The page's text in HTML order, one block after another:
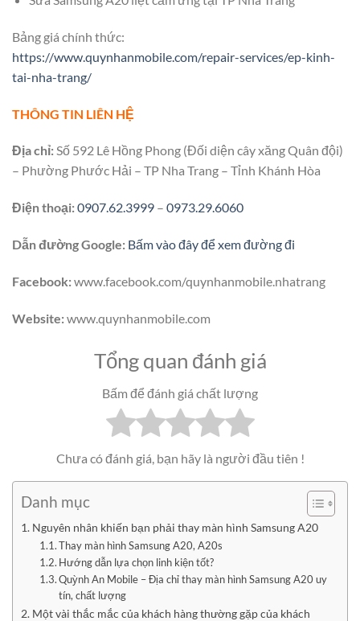
Bảng giá chính thức:
https://www.quynhanmobile.com/repair-services/ep-kinh-
tai-nha-trang/
THÔNG TIN LIÊN HỆ
Địa chỉ:Số 592 Lê Hồng Phong (Đối diện cây xăng Quân đội)
– Phường Phước Hải – TP Nha Trang – Tỉnh Khánh Hòa
Điện thoại:0907.62.3999 – 0973.29.6060
Dẫn đường Google: Bấm vào đây để xem đường đi
Facebook:www.facebook.com/quynhanmobile.nhatrang
Website:www.quynhanmobile.com
Tổng quan đánh giá
Bấm để đánh giá chất lượng
Chưa có đánh giá, bạn hãy là người đầu tiên !
Danh mục
Nguyên nhân khiến bạn phải thay màn hình Samsung A20
Thay màn hình Samsung A20, A20s
Hướng dẫn lựa chọn linh kiện tốt?
Quỳnh An Mobile – Địa chỉ thay màn hình Samsung A20 uy
tín, chất lượng
Một vài thắc mắc của khách hàng thường gặp của khách